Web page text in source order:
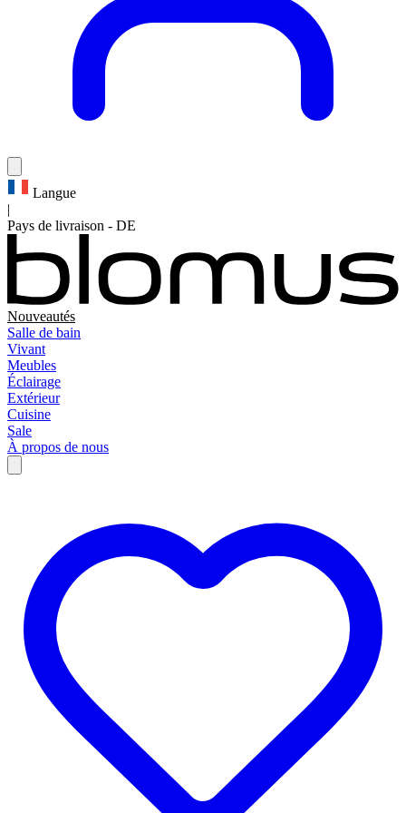
Langue
|
Pays de livraison - DE
Nouveautés
Salle de bain
Vivant
Meubles
Éclairage
Extérieur
Cuisine
Sale
À propos de nous